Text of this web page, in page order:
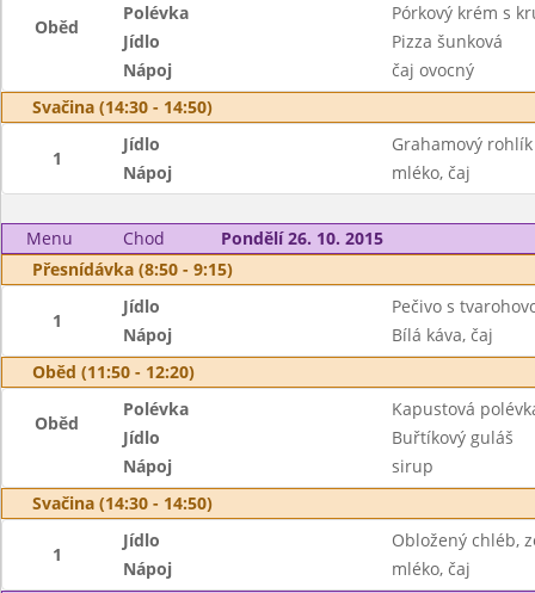
Oběd
Polévka
Pórkový krém s
Jídlo
Pizza šunková
Nápoj
čaj ovocný
Svačina (14:30 - 14:50)
1
Jídlo
Grahamový
Nápoj
mléko, čaj
Menu Chod
Pondělí 26. 10. 2015
Přesnídávka (8:50 - 9:15)
1
Jídlo
Pečivo s
Nápoj
Bílá káva, čaj
Oběd (11:50 - 12:20)
Oběd
Polévka
Kapustová
Jídlo
Buřtíkový guláš
Nápoj
sirup
Svačina (14:30 - 14:50)
1
Jídlo
Obložený chléb,
Nápoj
mléko, čaj